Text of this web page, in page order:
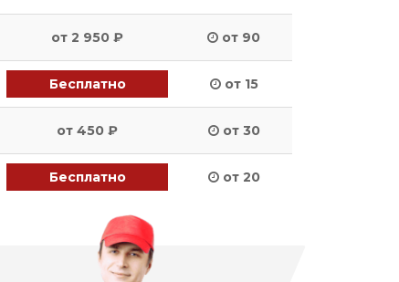
от 2 950 ₽ от 90
Бесплатно от 15
от 450 ₽ от 30
Бесплатно от 20